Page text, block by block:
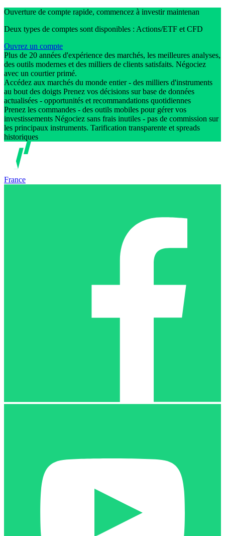
Ouverture de compte rapide, commencez à investir maintenan
Deux types de comptes sont disponibles : Actions/ETF et CFD
Ouvrez un compte
Plus de 20 années d'expérience des marchés, les meilleures analyses,
des outils modernes et des milliers de clients satisfaits. Négociez
avec un courtier primé.
Accédez aux marchés du monde entier - des milliers d'instruments
au bout des doigts Prenez vos décisions sur base de données
actualisées - opportunités et recommandations quotidiennes
Prenez les commandes - des outils mobiles pour gérer vos
investissements Négociez sans frais inutiles - pas de commission sur
les principaux instruments. Tarification transparente et spreads
historiques
France